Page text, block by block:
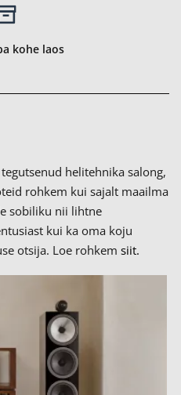
kohe laos
helitehnika salong,
rohkem kui sajalt maailma
sobiliku nii lihtne
kui ka oma koju
otsija. Loe rohkem siit.